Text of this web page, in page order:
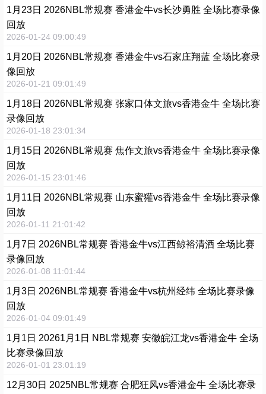
1月23日 2026NBL常规赛 香港金牛vs长沙勇胜 全场比赛录像
回放
2026-01-24 09:00:49
1月20日 2026NBL常规赛 香港金牛vs石家庄翔蓝 全场比赛录
像回放
2026-01-21 09:01:49
1月18日 2026NBL常规赛 张家口体文旅vs香港金牛 全场比赛
录像回放
2026-01-18 23:01:34
1月15日 2026NBL常规赛 焦作文旅vs香港金牛 全场比赛录像
回放
2026-01-15 23:01:46
1月11日 2026NBL常规赛 山东蜜獾vs香港金牛 全场比赛录像
回放
2026-01-11 21:01:42
1月7日 2026NBL常规赛 香港金牛vs江西鲸裕清酒 全场比赛
录像回放
2026-01-08 11:01:44
1月3日 2026NBL常规赛 香港金牛vs杭州经纬 全场比赛录像
回放
2026-01-04 09:01:49
1月1日 20261月1日 NBL常规赛 安徽皖江龙vs香港金牛 全场
比赛录像回放
2026-01-01 23:01:19
12月30日 2025NBL常规赛 合肥狂风vs香港金牛 全场比赛录